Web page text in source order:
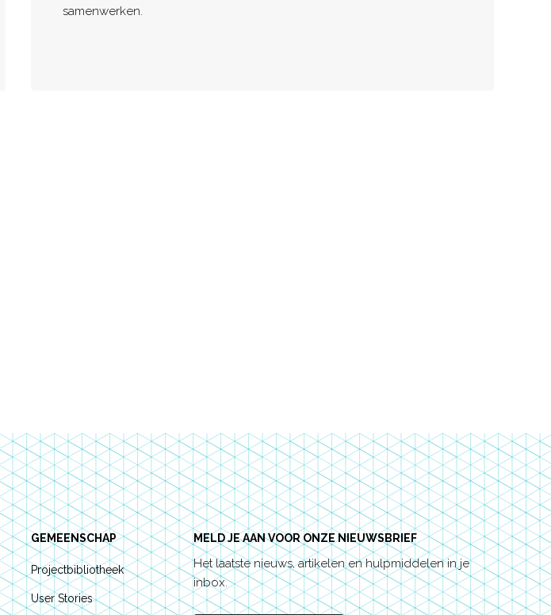
samenwerken.
GEMEENSCHAP
Projectbibliotheek
User Stories
MELD JE AAN VOOR ONZE NIEUWSBRIEF
Het laatste nieuws, artikelen en hulpmiddelen in je
inbox.